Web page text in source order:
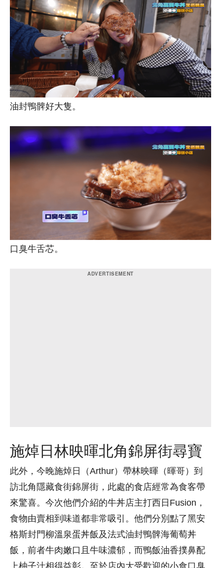
油封鴨髀好大隻。
口臭牛舌芯。
施焯日林映暉北角錦屏街尋寶
此外，今晚施焯日（Arthur）帶林映暉（暉哥）到
訪北角隱藏食街錦屏街，此處的食店經常為食客帶
來驚喜。今次他們介紹的牛丼店主打西日Fusion，
食物由賣相到味道都非常吸引。他們分別點了黑安
格斯封門柳溫泉蛋丼飯及法式油封鴨髀海葡萄丼
飯，前者牛肉嫩口且牛味濃郁，而鴨飯油香撲鼻配
上柚子汁相得益彰。至於店內大受歡迎的小食口臭